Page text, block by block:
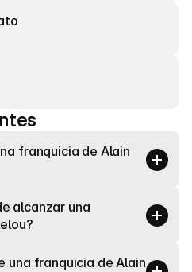
franquicia de Alain
alcanzar una
una franquicia de Alain